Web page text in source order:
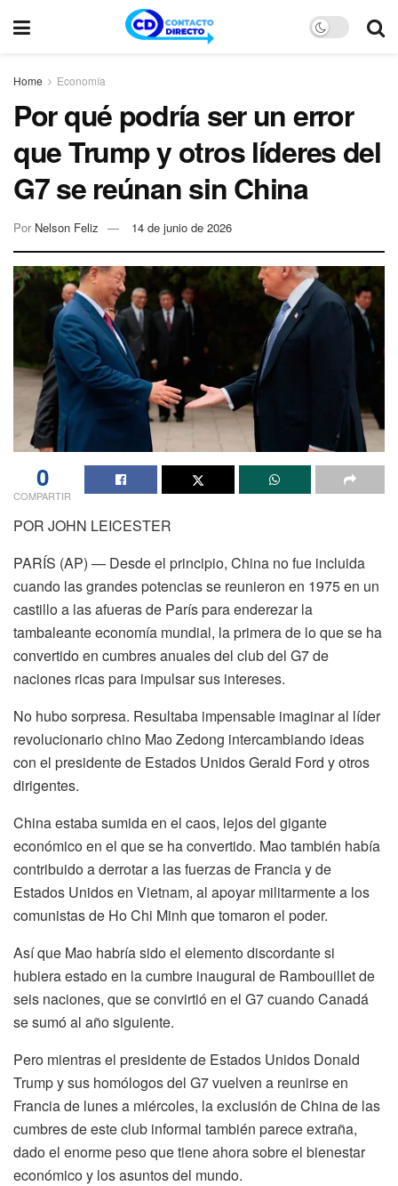
Home Economía
Por qué podría ser un error
que Trump y otros líderes del
G7 se reúnan sin China
Por Nelson Feliz 14 de junio de 2026
0
COMPARTIR
POR JOHN LEICESTER
PARÍS (AP) — Desde el principio, China no fue incluida
cuando las grandes potencias se reunieron en 1975 en un
castillo a las afueras de París para enderezar la
tambaleante economía mundial, la primera de lo que se ha
convertido en cumbres anuales del club del G7 de
naciones ricas para impulsar sus intereses.
No hubo sorpresa. Resultaba impensable imaginar al líder
revolucionario chino Mao Zedong intercambiando ideas
con el presidente de Estados Unidos Gerald Ford y otros
dirigentes.
China estaba sumida en el caos, lejos del gigante
económico en el que se ha convertido. Mao también había
contribuido a derrotar a las fuerzas de Francia y de
Estados Unidos en Vietnam, al apoyar militarmente a los
comunistas de Ho Chi Minh que tomaron el poder.
Así que Mao habría sido el elemento discordante si
hubiera estado en la cumbre inaugural de Rambouillet de
seis naciones, que se convirtió en el G7 cuando Canadá
se sumó al año siguiente.
Pero mientras el presidente de Estados Unidos Donald
Trump y sus homólogos del G7 vuelven a reunirse en
Francia de lunes a miércoles, la exclusión de China de las
cumbres de este club informal también parece extraña,
dado el enorme peso que tiene ahora sobre el bienestar
económico y los asuntos del mundo.